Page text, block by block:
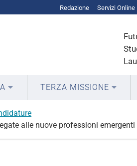
Redazione Servizi Online
TERZA MISSIONE
alle nuove professioni emergenti